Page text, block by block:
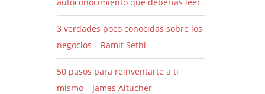
3 verdades poco conocidas sobre los
negocios – Ramit Sethi
50 pasos para reinventarte a ti
mismo – James Altucher